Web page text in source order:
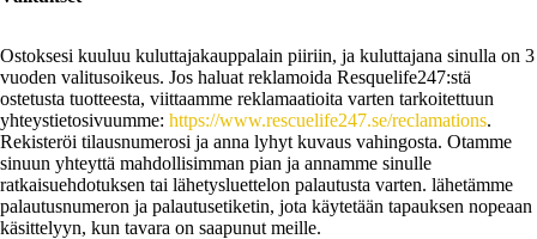
Ostoksesi kuuluu kuluttajakauppalain piiriin, ja kuluttajana sinulla on 3
vuoden valitusoikeus. Jos haluat reklamoida Resquelife247:stä
ostetusta tuotteesta, viittaamme reklamaatioita varten tarkoitettuun
yhteystietosivuumme: https://www.rescuelife247.se/reclamations.
Rekisteröi tilausnumerosi ja anna lyhyt kuvaus vahingosta. Otamme
sinuun yhteyttä mahdollisimman pian ja annamme sinulle
ratkaisuehdotuksen tai lähetysluettelon palautusta varten. lähetämme
palautusnumeron ja palautusetiketin, jota käytetään tapauksen nopeaan
käsittelyyn, kun tavara on saapunut meille.